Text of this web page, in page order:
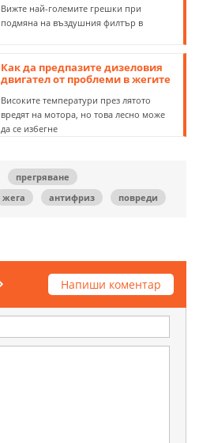
Вижте най-големите грешки при
подмяна на въздушния филтър в
Как да предпазите дизеловия
двигател от проблеми в жегите
Високите температури през лятото
вредят на мотора, но това лесно може
да се избегне
прегряване
жега антифриз повреди
Напиши коментар